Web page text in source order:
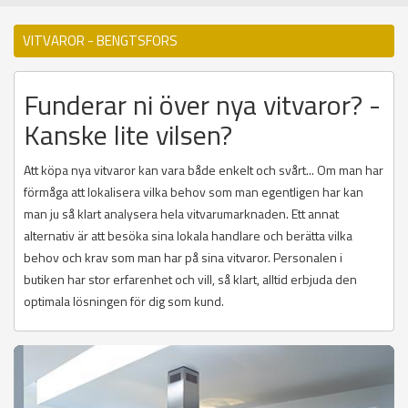
VITVAROR - BENGTSFORS
Funderar ni över nya vitvaror? -
Kanske lite vilsen?
Att köpa nya vitvaror kan vara både enkelt och svårt... Om man har
förmåga att lokalisera vilka behov som man egentligen har kan
man ju så klart analysera hela vitvarumarknaden. Ett annat
alternativ är att besöka sina lokala handlare och berätta vilka
behov och krav som man har på sina vitvaror. Personalen i
butiken har stor erfarenhet och vill, så klart, alltid erbjuda den
optimala lösningen för dig som kund.